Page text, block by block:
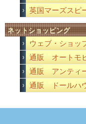
英国マーズスピ
ネットショッピング
ウェブ・ショッ
通販 オートモ
通販 アンティ
通販 ドールハ